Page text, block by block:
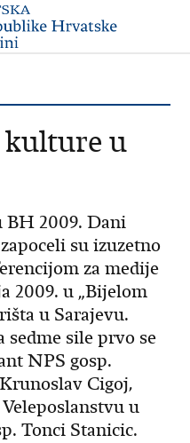
u
2009. Dani
su izuzetno
za medije
2009. u „Bijelom
u Sarajevu.
sile prvo se
NPS gosp.
Cigoj,
u
Tonci Stanicic.